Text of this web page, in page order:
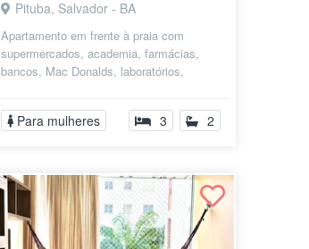
Pituba, Salvador - BA
Apartamento em frente à praia com
supermercados, academia, farmácias,
bancos, Mac Donalds, laboratórios,
privilegiado n...
Para mulheres 3 2